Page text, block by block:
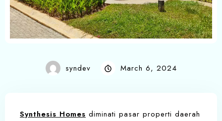
syndev March 6, 2024
Synthesis Homes diminati pasar properti daerah